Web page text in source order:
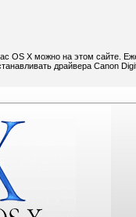
OS X можно на этом сайте.
драйвера Canon